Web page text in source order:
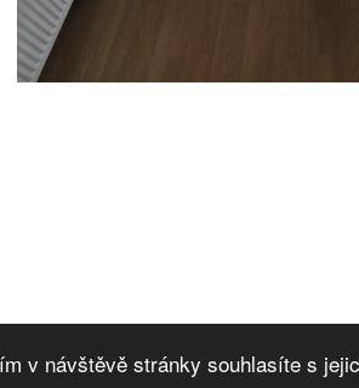
v návštěvě stránky souhlasíte s